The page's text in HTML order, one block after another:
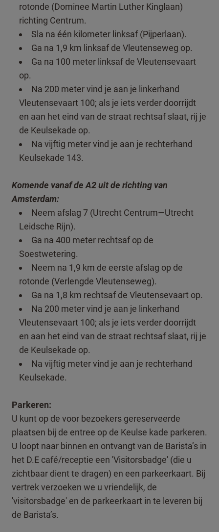
rotonde (Dominee Martin Luther Kinglaan)
richting Centrum.
Sla na één kilometer linksaf (Pijperlaan).
Ga na 1,9 km linksaf de Vleutenseweg op.
Ga na 100 meter linksaf de Vleutensevaart
op.
Na 200 meter vind je aan je linkerhand
Vleutensevaart 100; als je iets verder doorrijdt
en aan het eind van de straat rechtsaf slaat, rij je
de Keulsekade op.
Na vijftig meter vind je aan je rechterhand
Keulsekade 143.
Komende vanaf de A2 uit de richting van
Amsterdam:
Neem afslag 7 (Utrecht Centrum—Utrecht
Leidsche Rijn).
Ga na 400 meter rechtsaf op de
Soestwetering.
Neem na 1,9 km de eerste afslag op de
rotonde (Verlengde Vleutenseweg).
Ga na 1,8 km rechtsaf de Vleutensevaart op.
Na 200 meter vind je aan je linkerhand
Vleutensevaart 100; als je iets verder doorrijdt
en aan het eind van de straat rechtsaf slaat, rij je
de Keulsekade op.
Na vijftig meter vind je aan je rechterhand
Keulsekade.
Parkeren:
U kunt op de voor bezoekers gereserveerde
plaatsen bij de entree op de Keulse kade parkeren.
U loopt naar binnen en ontvangt van de Barista’s in
het D.E café/receptie een 'Visitorsbadge' (die u
zichtbaar dient te dragen) en een parkeerkaart. Bij
vertrek verzoeken we u vriendelijk, de
'visitorsbadge' en de parkeerkaart in te leveren bij
de Barista’s.